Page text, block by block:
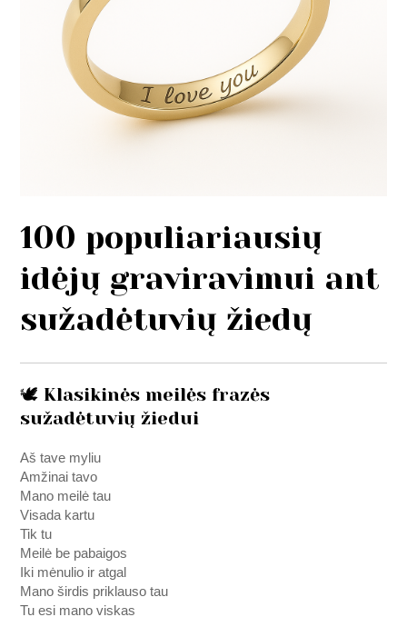
100 populiariausių
idėjų graviravimui ant
sužadėtuvių žiedų
🕊️ Klasikinės meilės frazės
sužadėtuvių žiedui
Aš tave myliu
Amžinai tavo
Mano meilė tau
Visada kartu
Tik tu
Meilė be pabaigos
Iki mėnulio ir atgal
Mano širdis priklauso tau
Tu esi mano viskas